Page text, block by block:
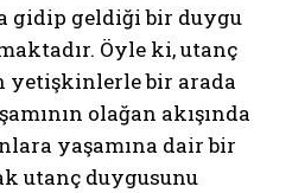
gidip geldiği bir duygu
Öyle ki, utanç
yetişkinlerle bir arada
olağan akışında
yaşamına dair bir
utanç duygusunu